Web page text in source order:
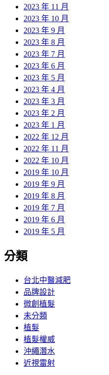
2023 年 11 月
2023 年 10 月
2023 年 9 月
2023 年 8 月
2023 年 7 月
2023 年 6 月
2023 年 5 月
2023 年 4 月
2023 年 3 月
2023 年 2 月
2023 年 1 月
2022 年 12 月
2022 年 11 月
2022 年 10 月
2019 年 10 月
2019 年 9 月
2019 年 8 月
2019 年 7 月
2019 年 6 月
2019 年 5 月
分類
台北中醫減肥
品牌設計
微創植髮
未分類
植髮
植髮權威
沖繩潛水
近視雷射